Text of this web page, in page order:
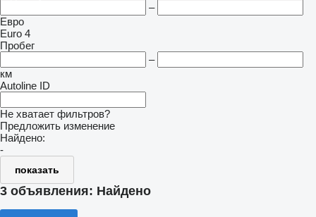
–
Евро
Euro 4
Пробег
–
км
Autoline ID
Не хватает фильтров?
Предложить изменение
Найдено:
-
показать
3 объявления: Найдено